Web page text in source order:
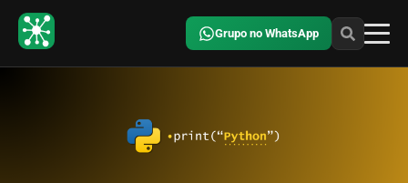
Grupo no WhatsApp